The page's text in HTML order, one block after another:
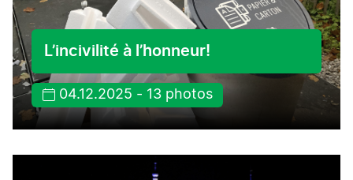
L’incivilité à l’honneur!
04.12.2025 - 13 photos